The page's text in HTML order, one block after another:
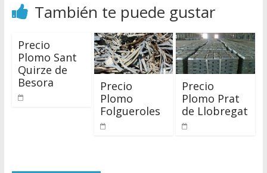
También te puede gustar
Precio
Plomo Sant
Quirze de
Besora
Precio
Plomo
Folgueroles
Precio
Plomo Prat
de Llobregat